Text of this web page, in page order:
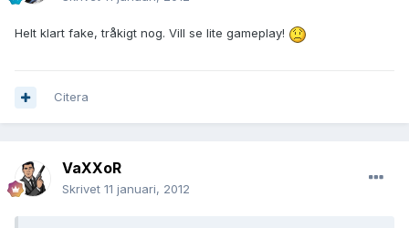
Helt klart fake, tråkigt nog. Vill se lite gameplay!
Citera
VaXXoR
Skrivet 11 januari, 2012